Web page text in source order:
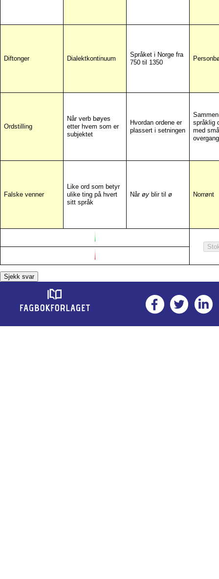
Diftonger Dialektkontinuum
Språket i Norge fra
750 til 1350
Ordstilling
Når verb bøyes
etter hvem som er
subjektet
Hvordan ordene er
plassert i setningen
språklig
med små
Falske venner
Like ord som betyr
ulike ting på hvert
sitt språk
Når øyblir til ø Norrønt
Sjekk svar